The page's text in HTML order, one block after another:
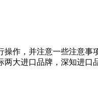
作，并注意一些注意事
两大进口品牌，深知进口